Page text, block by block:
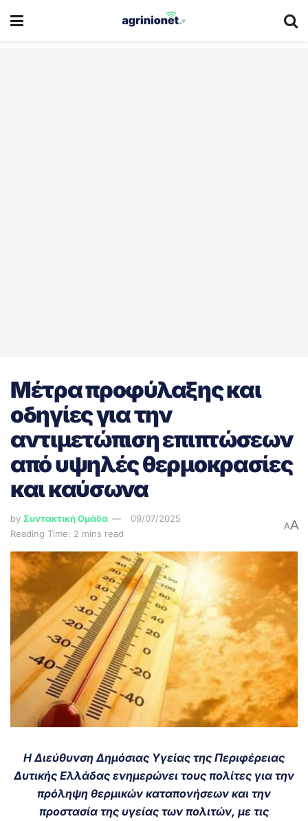
Μέτρα προφύλαξης και
οδηγίες για την
αντιμετώπιση επιπτώσεων
από υψηλές θερμοκρασίες
και καύσωνα
by Συντακτική Ομάδα
09/07/2025
Reading Time: 2 mins read
AA
Η Διεύθυνση Δημόσιας Υγείας της Περιφέρειας
Δυτικής Ελλάδας ενημερώνει τους πολίτες για την
πρόληψη θερμικών καταπονήσεων και την
προστασία της υγείας των πολιτών, με τις